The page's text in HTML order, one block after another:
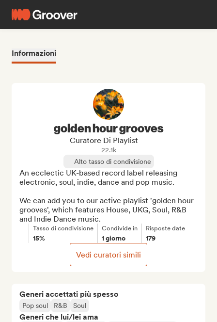
Informazioni
Generi accettati più spesso
Pop soul R&B Soul
Generi che lui/lei ama
golden hour grooves
Curatore Di Playlist
22.1k
Alto tasso di condivisione
An ecclectic UK-based record label releasing
electronic, soul, indie, dance and pop music.
We can add you to our active playlist 'golden hour
grooves', which features House, UKG, Soul, R&B
and Indie Dance music.
Tasso di condivisione
15%
Condivide in
1 giorno
Risposte date
179
Vedi curatori simili